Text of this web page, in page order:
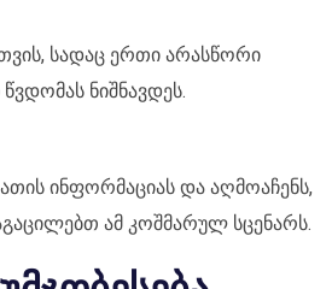
სადაც ერთი არასწორი
ნიშნავდეს.
ინფორმაციას და აღმოაჩენს,
ამ კოშმარულ სცენარს.